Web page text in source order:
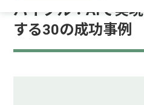
バイブル：AIで実現
する30の成功事例